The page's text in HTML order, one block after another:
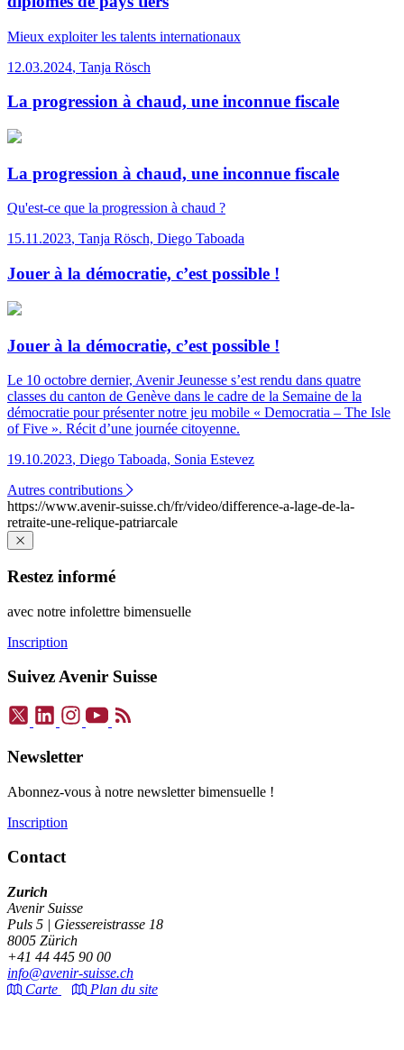
Mieux exploiter les talents internationaux
12.03.2024, Tanja Rösch
La progression à chaud, une inconnue fiscale
La progression à chaud, une inconnue fiscale
Qu'est-ce que la progression à chaud ?
15.11.2023, Tanja Rösch, Diego Taboada
Jouer à la démocratie, c’est possible !
Jouer à la démocratie, c’est possible !
Le 10 octobre dernier, Avenir Jeunesse s’est rendu dans quatre
classes du canton de Genève dans le cadre de la Semaine de la
démocratie pour présenter notre jeu mobile « Democratia – The Isle
of Five ». Récit d’une journée citoyenne.
19.10.2023, Diego Taboada, Sonia Estevez
Autres contributions
https://www.avenir-suisse.ch/fr/video/difference-a-lage-de-la-
retraite-une-relique-patriarcale
Restez informé
avec notre infolettre bimensuelle
Inscription
Suivez Avenir Suisse
Newsletter
Abonnez-vous à notre newsletter bimensuelle !
Inscription
Contact
Zurich
Avenir Suisse
Puls 5 | Giessereistrasse 18
8005 Zürich
+41 44 445 90 00
info@avenir-suisse.ch
Carte
Plan du site